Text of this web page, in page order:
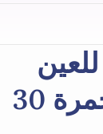
كريم للعين
شحمي الشبكية 4٪ + حبوب مخمرة 30